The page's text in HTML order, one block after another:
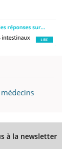
à la newsletter